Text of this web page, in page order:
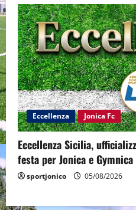
Eccellenza Jonica Fc
Eccellenza Sicilia,
festa per Jonica e
sportjonico 05/08/2026